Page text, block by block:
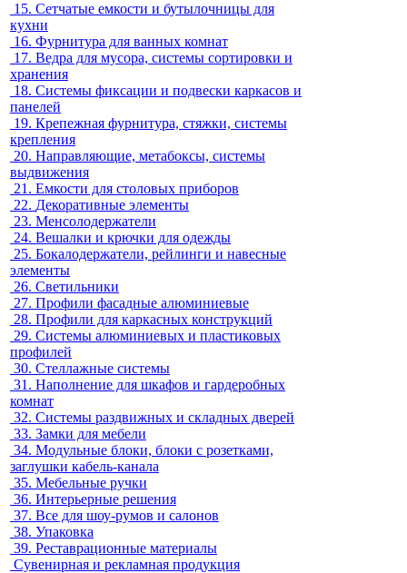
15. Сетчатые емкости и бутылочницы для
кухни
16. Фурнитура для ванных комнат
17. Ведра для мусора, системы сортировки и
хранения
18. Системы фиксации и подвески каркасов и
панелей
19. Крепежная фурнитура, стяжки, системы
крепления
20. Направляющие, метабоксы, системы
выдвижения
21. Емкости для столовых приборов
22. Декоративные элементы
23. Менсолодержатели
24. Вешалки и крючки для одежды
25. Бокалодержатели, рейлинги и навесные
элементы
26. Светильники
27. Профили фасадные алюминиевые
28. Профили для каркасных конструкций
29. Системы алюминиевых и пластиковых
профилей
30. Стеллажные системы
31. Наполнение для шкафов и гардеробных
комнат
32. Системы раздвижных и складных дверей
33. Замки для мебели
34. Модульные блоки, блоки с розетками,
заглушки кабель-канала
35. Мебельные ручки
36. Интерьерные решения
37. Все для шоу-румов и салонов
38. Упаковка
39. Реставрационные материалы
Сувенирная и рекламная продукция